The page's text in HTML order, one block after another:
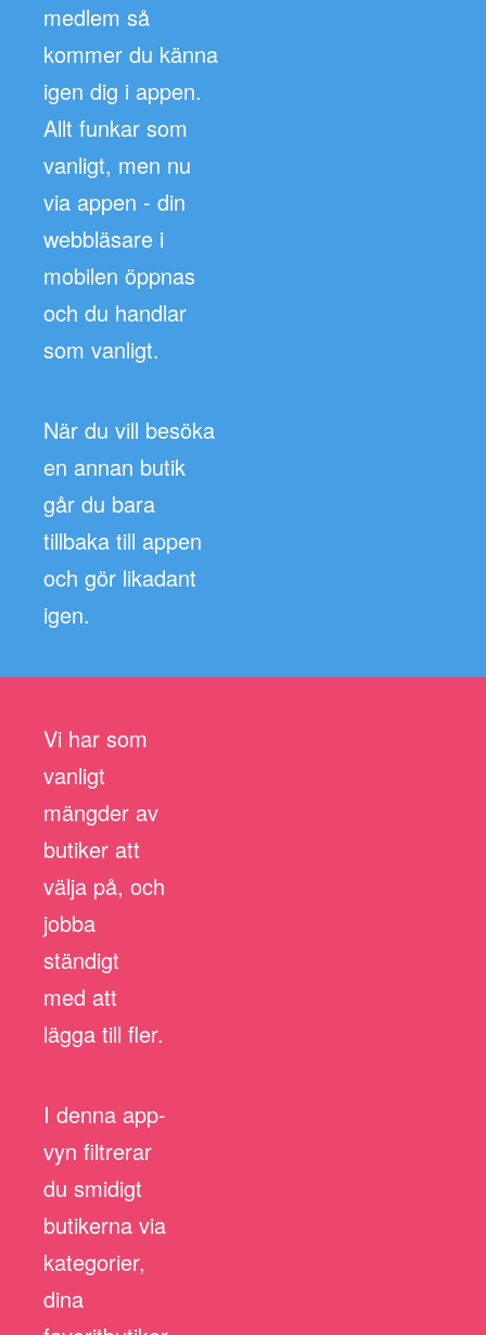
medlem så
kommer du känna
igen dig i appen.
Allt funkar som
vanligt, men nu
via appen - din
webbläsare i
mobilen öppnas
och du handlar
som vanligt.
När du vill besöka
en annan butik
går du bara
tillbaka till appen
och gör likadant
igen.
Vi har som
vanligt
mängder av
butiker att
välja på, och
jobba
ständigt
med att
lägga till fler.
I denna app-
vyn filtrerar
du smidigt
butikerna via
kategorier,
dina